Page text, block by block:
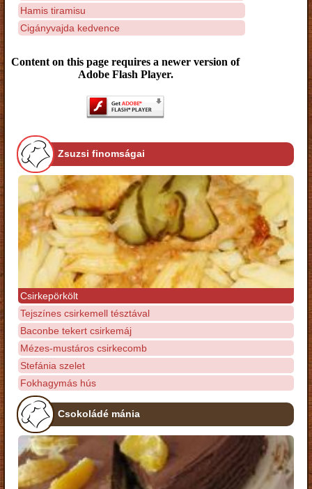
Hamis tiramisu
Cigányvajda kedvence
Content on this page requires a newer version of
Adobe Flash Player.
Zsuzsi finomságai
Csirkepörkölt
Tejszínes csirkemell tésztával
Baconbe tekert csirkemáj
Mézes-mustáros csirkecomb
Stefánia szelet
Fokhagymás hús
Csokoládé mánia